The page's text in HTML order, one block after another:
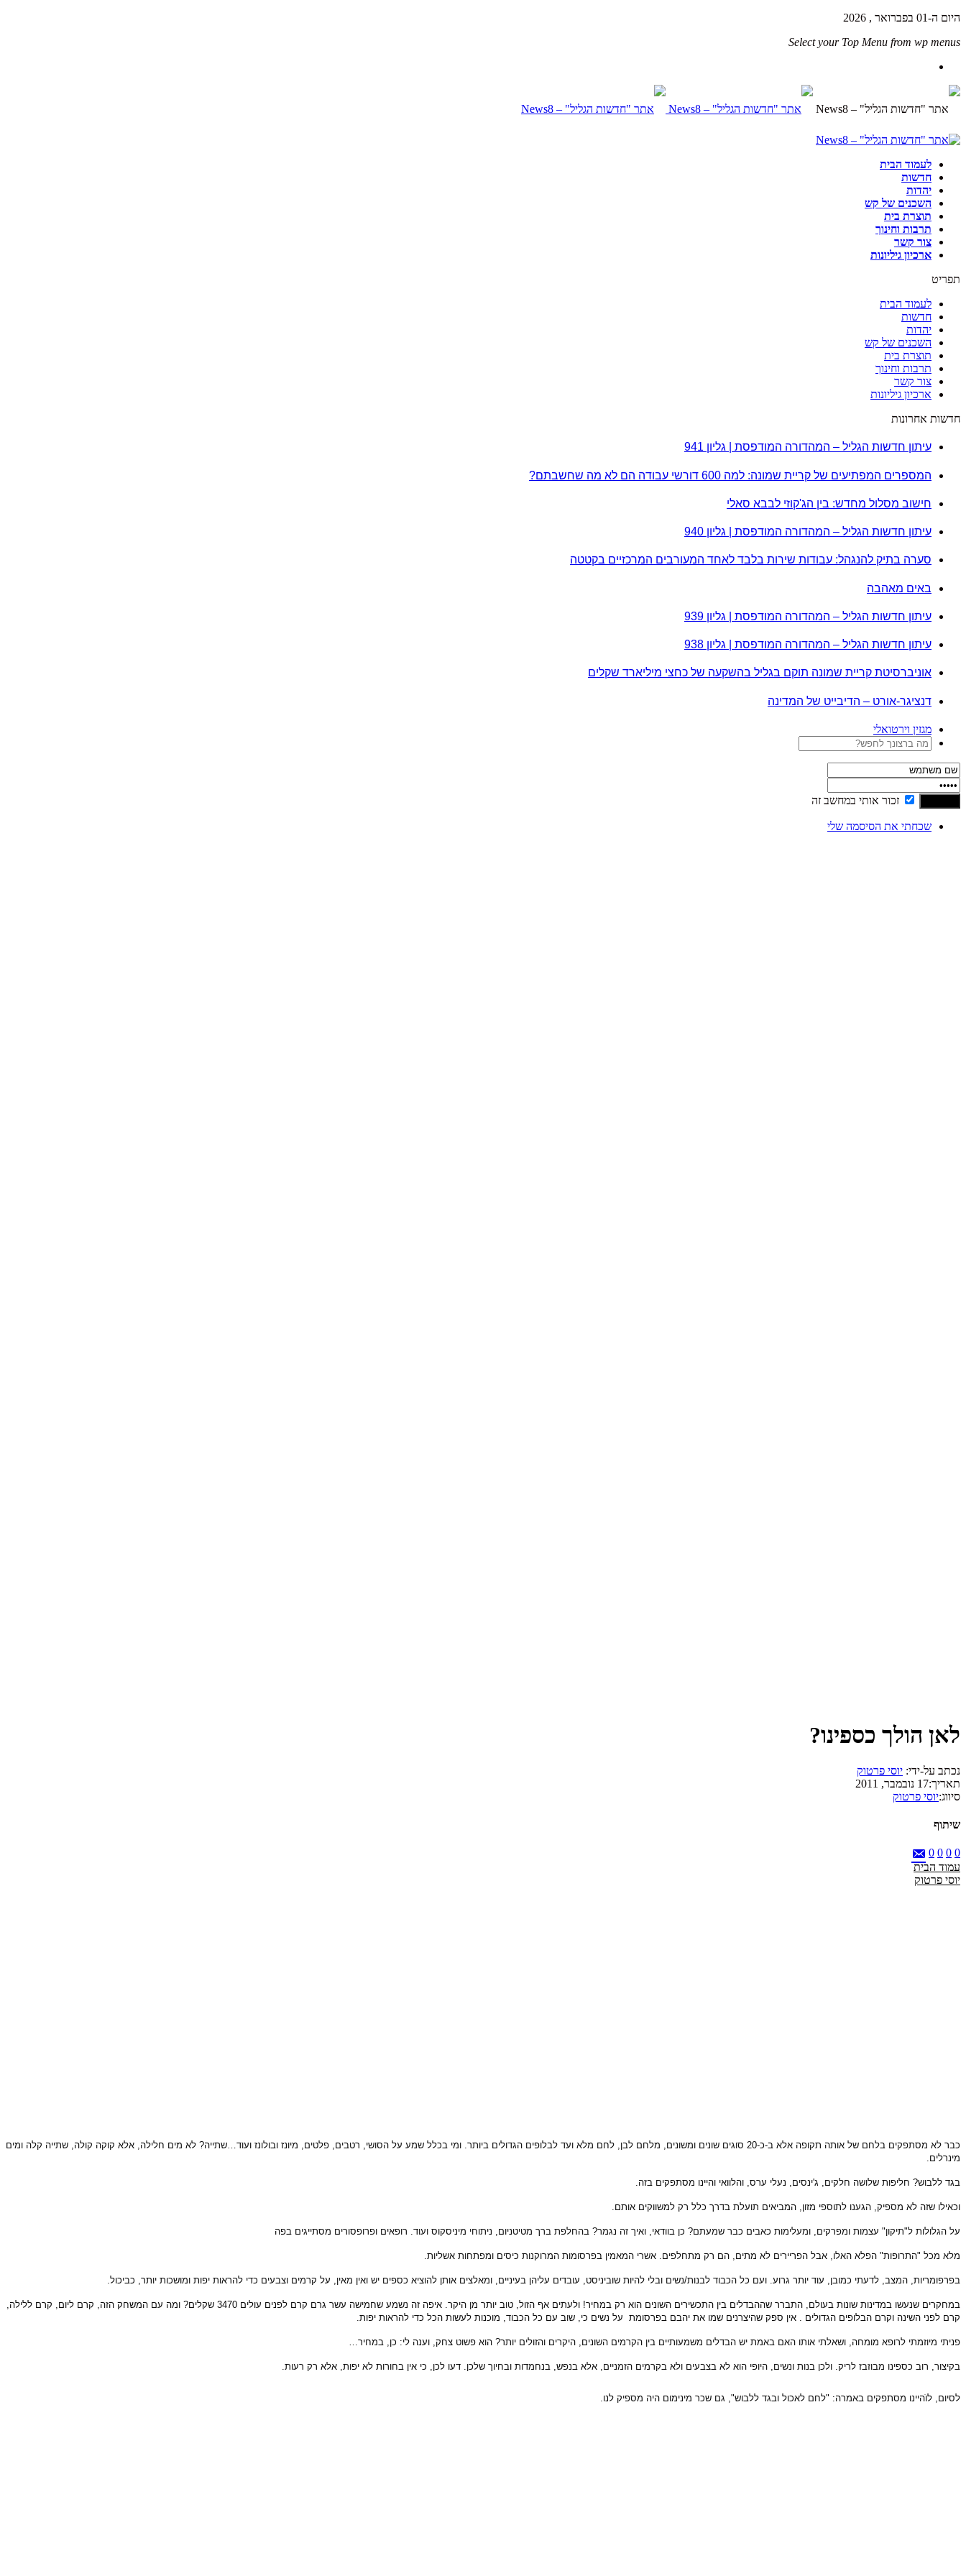
היום ה-01 בפברואר , 2026
Select your Top Menu from wp menus
לעמוד הבית
חדשות
יהדות
השכנים של קש
תוצרת בית
תרבות וחינוך
צור קשר
ארכיון גיליונות
תפריט
לעמוד הבית
חדשות
יהדות
השכנים של קש
תוצרת בית
תרבות וחינוך
צור קשר
ארכיון גיליונות
חדשות אחרונות
עיתון חדשות הגליל – המהדורה המודפסת | גליון 941
המספרים המפתיעים של קריית שמונה: למה 600 דורשי עבודה הם לא מה שחשבתם?
חישוב מסלול מחדש: בין הג'קוזי לבבא סאלי
עיתון חדשות הגליל – המהדורה המודפסת | גליון 940
סערה בתיק להנגהל: עבודות שירות בלבד לאחד המעורבים המרכזיים בקטטה
באים מאהבה
עיתון חדשות הגליל – המהדורה המודפסת | גליון 939
עיתון חדשות הגליל – המהדורה המודפסת | גליון 938
אוניברסיטת קריית שמונה תוקם בגליל בהשקעה של כחצי מיליארד שקלים
דנציגר-אורט – הדיבייט של המדינה
מגזין וירטואלי
זכור אותי במחשב זה
שכחתי את הסיסמה שלי
לאן הולך כספינו?
נכתב על-ידי: יוסי פרטוק
תאריך:17 נובמבר, 2011
סיווג:יוסי פרטוק
שיתוף
0
0
0
0
עמוד הבית
יוסי פרטוק
כבר לא מסתפקים בלחם של אותה תקופה אלא ב-כ-20 סוגים שונים ומשונים, מלחם לבן, לחם מלא ועד לבלופים הגדולים ביותר. ומי בכלל שמע על הסושי, רטבים, פלטים, מיונז ובולונז ועוד…שתייה? לא מים חלילה, אלא קוקה קולה, שתייה קלה ומים
מינרלים.
בגד ללבוש? חליפות שלושה חלקים, ג'ינסים, נעלי ערס, והלוואי והיינו מסתפקים בזה.
וכאילו שזה לא מספיק, הגענו לתוספי מזון, המביאים תועלת בדרך כלל רק למשווקים אותם.
על הגלולות ל"תיקון" עצמות ומפרקים, ומעלימות כאבים כבר שמעתם? כן בוודאי, ואיך זה נגמר? בהחלפת ברך מטיטניום, ניתוחי מיניסקוס ועוד. רופאים ופרופסורים מסתייגים בפה
מלא מכל "התרופות" הפלא האלו, אבל הפריירים לא מתים, הם רק מתחלפים. אשרי המאמין בפרסומות המרוקנות כיסים ומפתחות אשליות.
בפרפומריות, המצב, לדעתי כמובן, עוד יותר גרוע. ועם כל הכבוד לבנות/נשים ובלי להיות שוביניסט, עובדים עליהן בעיניים, ומאלצים אותן להוציא כספים יש ואין מאין, על קרמים וצבעים כדי להראות יפות ומושכות יותר, כביכול.
במחקרים שנעשו במדינות שונות בעולם, התברר שההבדלים בין התכשירים השונים הוא רק במחיר! ולעתים אף הזול, טוב יותר מן היקר. איפה זה נשמע שחמישה עשר גרם קרם לפנים עולים 3470 שקלים? ומה עם המשחק הזה, קרם ליום, קרם ללילה,
קרם לפני השינה וקרם הבלופים הגדולים . אין ספק שהיצרנים שמו את יהבם בפרסומת על נשים כי, שוב עם כל הכבוד, מוכנות לעשות הכל כדי להראות יפות.
פניתי מיוזמתי לרופא מומחה, ושאלתי אותו האם באמת יש הבדלים משמעותיים בין הקרמים השונים, היקרים והזולים יותר? הוא פשוט צחק, וענה לי: כן, במחיר…
בקיצור, רוב כספינו מבוזבז לריק. ולכן בנות ונשים, היופי הוא לא בצבעים ולא בקרמים הזמניים, אלא בנפש, בנחמדות ובחיוך שלכן. דעו לכן, כי אין בחורות לא יפות, אלא רק רעות.
לסיום, לוׁהיינו מסתפקים באמרה: "לחם לאכול ובגד ללבוש", גם שכר מינימום היה מספיק לנו.